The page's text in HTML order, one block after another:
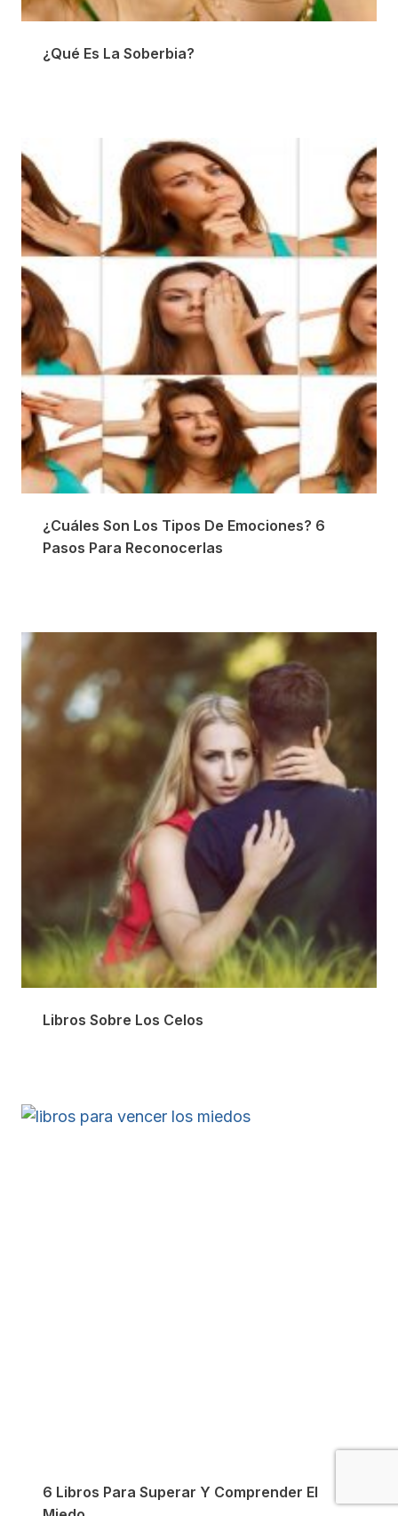
¿Qué Es La Soberbia?
¿Cuáles Son Los Tipos De Emociones? 6
Pasos Para Reconocerlas
Libros Sobre Los Celos
6 Libros Para Superar Y Comprender El